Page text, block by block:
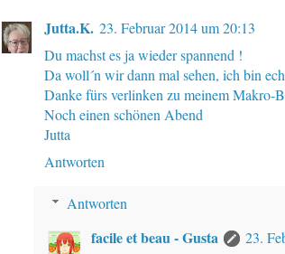
Jutta.K. 23. Februar 2014 um 20:13
Du machst es ja wieder spannend !
Da woll´n wir dann mal sehen, ich bin
Danke fürs verlinken zu meinem Makro-
Noch einen schönen Abend
Jutta
Antworten
Antworten
facile et beau - Gusta
23.